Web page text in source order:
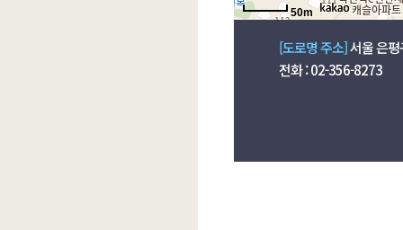
50m
[도로명 주소]서울 은
전화 : 02-356-8273